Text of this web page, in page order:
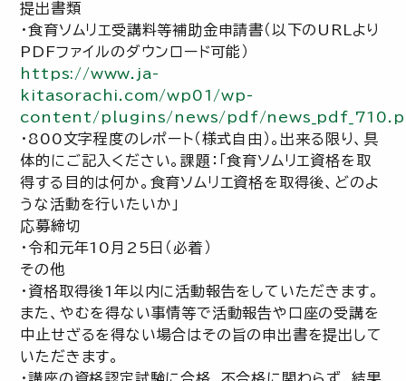
提出書類
・食育ソムリエ受講料等補助金申請書（以下のURLより
PDFファイルのダウンロード可能）
https://www.ja-
kitasorachi.com/wp01/wp-
content/plugins/news/pdf/
・800文字程度のレポート（様式自由）。出来る限り、具
体的にご記入ください。課題：「食育ソムリエ資格を取
得する目的は何か。食育ソムリエ資格を取得後、どのよ
うな活動を行いたいか」
応募締切
・令和元年10月25日（必着）
その他
・資格取得後1年以内に活動報告をしていただきます。
また、やむを得ない事情等で活動報告や口座の受講を
中止せざるを得ない場合はその旨の申出書を提出して
いただきます。